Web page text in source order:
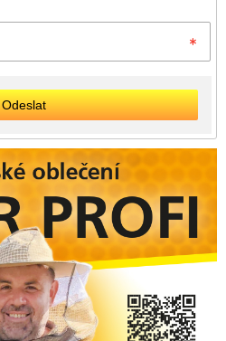
Odeslat